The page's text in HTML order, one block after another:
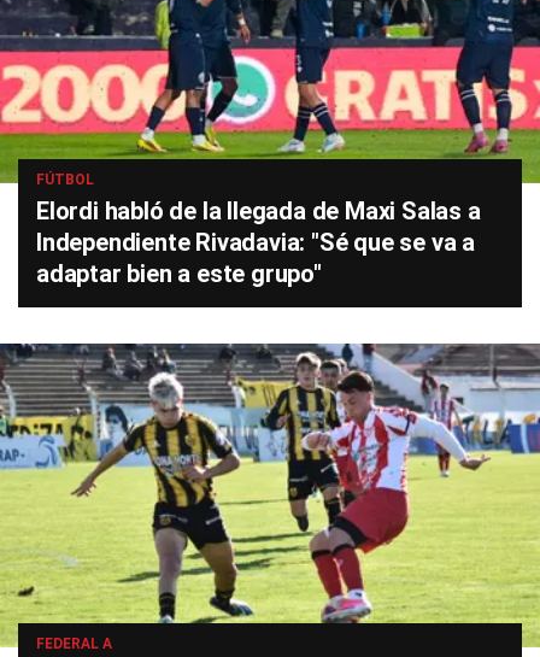
FÚTBOL
Elordi habló de la llegada de Maxi Salas a
Independiente Rivadavia: "Sé que se va a
adaptar bien a este grupo"
FEDERAL A